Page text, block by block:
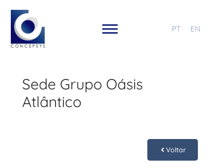
PT EN
Sede Grupo Oásis
Atlântico
Voltar